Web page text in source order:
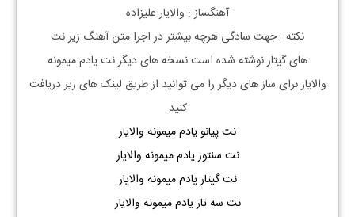
آهنگساز : والایار علیزاده
نکته : جهت سادگی هرچه بیشتر در اجرا متن آهنگ زیر نت
هایگیتارنوشته شده است نسخه های دیگر نتیادم میمونه
والایاربرای ساز های دیگر را می توانید از طریق لینک های زیر دریافت
کنید
نت پیانو یادم میمونه والایار
نت سنتور یادم میمونه والایار
نت گیتار یادم میمونه والایار
نت سه تار یادم میمونه والایار